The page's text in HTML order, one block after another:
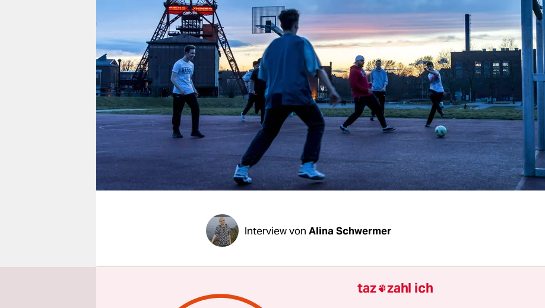
verlag
verlag
veranstaltungen
shop
fragen & hilfe
unterstützen
genossenschaft
Interview von Alina Schwermer
taz: Frau Gieß-Stüber, Sie gehen bei „Kick for Girls“ gezielt in
Viertel, wo Armut herrscht. Was ändert das?
taz zahl ich